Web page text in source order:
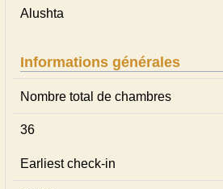
Alushta
Informations générales
Nombre total de chambres
36
Earliest check-in